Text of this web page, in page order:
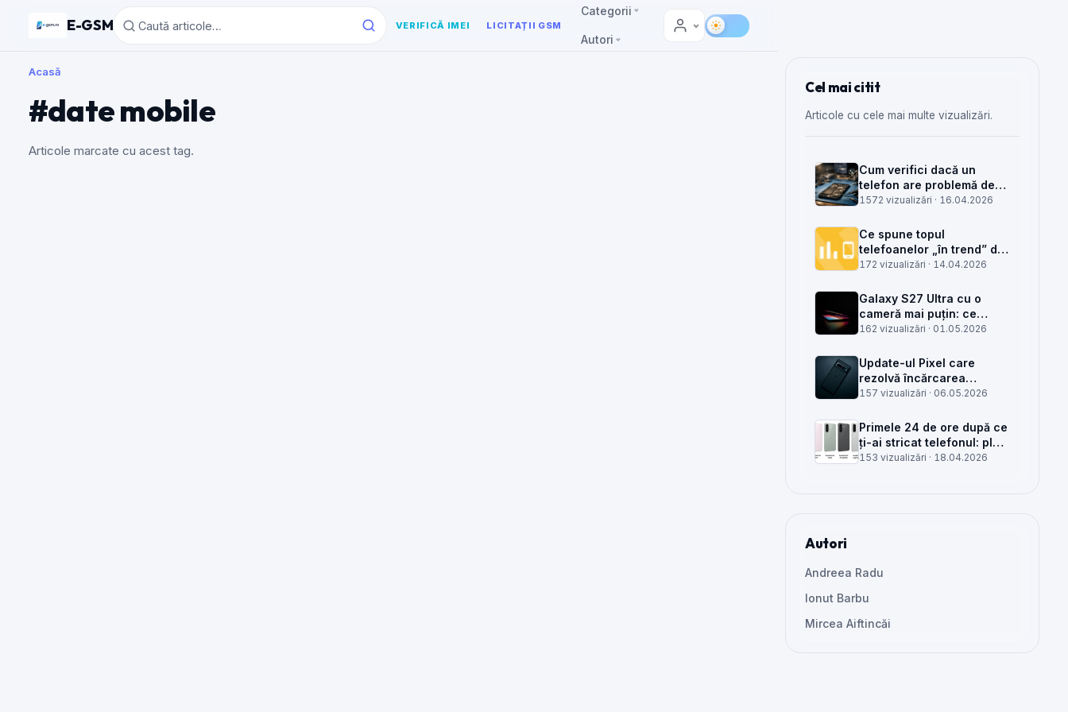
E-GSM VERIFICĂ IMEI LICITAȚII GSM
Categorii
Autori
Acasă
#date mobile
Articole marcate cu acest tag.
Cel mai citit
Articole cu cele mai multe vizualizări.
Cum verifici dacă un
telefon are problemă de
semnal din antenă, din
rețea
1572 vizualizări · 16.04.2026
Ce spune topul
telefoanelor „în trend” din
săptămâna 15 despre
172 vizualizări · 14.04.2026
Galaxy S27 Ultra cu o
cameră mai puțin: ce
înseamnă pentru service,
162 vizualizări · 01.05.2026
Update-ul Pixel care
rezolvă încărcarea
wireless și glitch-uri de
157 vizualizări · 06.05.2026
Primele 24 de ore după ce
ți-ai stricat telefonul: plan
clar, greșeli de evitat și
153 vizualizări · 18.04.2026
Autori
Andreea Radu
Ionut Barbu
Mircea Aiftincăi